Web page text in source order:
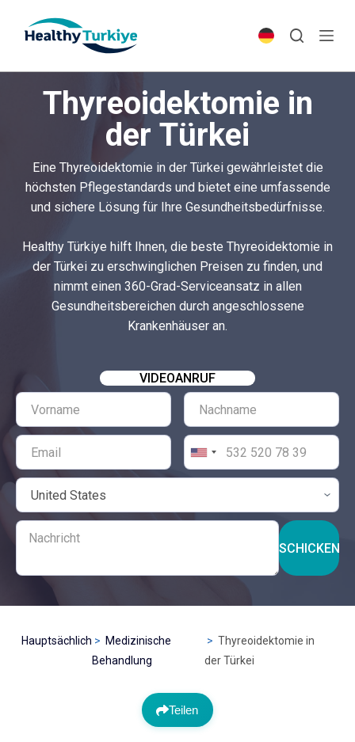
p
Thyreoidektomie in
der Türkei
Eine Thyreoidektomie in der Türkei gewährleistet die
höchsten Pflegestandards und bietet eine umfassende
und sichere Lösung für Ihre Gesundheitsbedürfnisse.
Healthy Türkiye hilft Ihnen, die beste Thyreoidektomie in
der Türkei zu erschwinglichen Preisen zu finden, und
nimmt einen 360-Grad-Serviceansatz in allen
Gesundheitsbereichen durch angeschlossene
Krankenhäuser an.
VIDEOANRUF
SCHICKEN
Hauptsächlich
Medizinische
Behandlung
Thyreoidektomie in
der Türkei
Teilen